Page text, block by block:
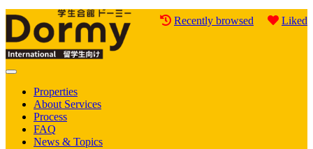
Recently browsed Liked
Mobile
Properties
About Services
Process
FAQ
News & Topics